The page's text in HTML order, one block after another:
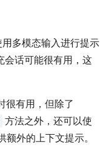
多模态输入进行提示
会话可能很有用，这
很有用，但除了
方法之外，还可以使
外的上下文提示。